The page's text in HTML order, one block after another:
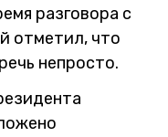
разговора с
отметил, что
непросто.